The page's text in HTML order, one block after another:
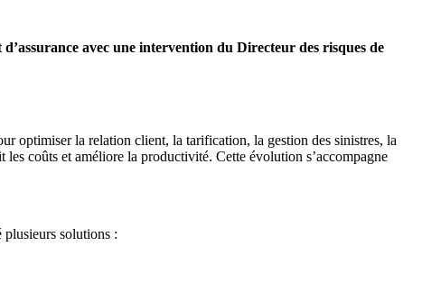
avec une intervention du Directeur des risques de
optimiser la relation client, la tarification, la gestion des sinistres, la
coûts et améliore la productivité. Cette évolution s’accompagne
plusieurs solutions :